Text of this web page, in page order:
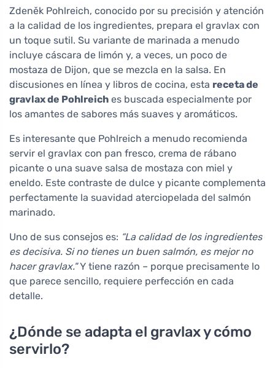
Zdeněk Pohlreich, conocido por su precisión y atención
a la calidad de los ingredientes, prepara el gravlax con
un toque sutil. Su variante de marinada a menudo
incluye cáscara de limón y, a veces, un poco de
mostaza de Dijon, que se mezcla en la salsa. En
discusiones en línea y libros de cocina, esta receta de
gravlax de Pohlreich es buscada especialmente por
los amantes de sabores más suaves y aromáticos.
Es interesante que Pohlreich a menudo recomienda
servir el gravlax con pan fresco, crema de rábano
picante o una suave salsa de mostaza con miel y
eneldo. Este contraste de dulce y picante complementa
perfectamente la suavidad aterciopelada del salmón
marinado.
Uno de sus consejos es: “La calidad de los ingredientes
es decisiva. Si no tienes un buen salmón, es mejor no
hacer gravlax."Y tiene razón – porque precisamente lo
que parece sencillo, requiere perfección en cada
detalle.
¿Dónde se adapta el gravlax y cómo
servirlo?